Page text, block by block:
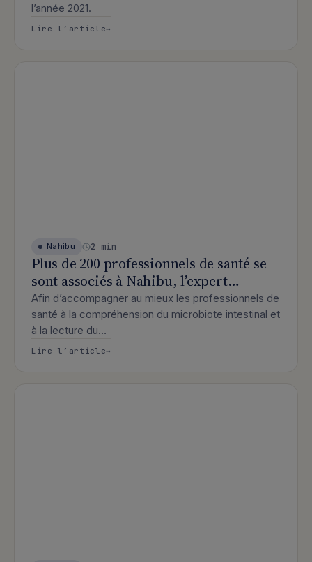
l’année 2021.
Lire l’article: Que s’est-il passé en 2021 pour
Nahibu 2 min
Plus de 200 professionnels de santé se
sont associés à Nahibu, l’expert
européen de l’analyse du microbiote
intestinal.
Afin d’accompagner au mieux les professionnels de
santé à la compréhension du microbiote intestinal et
à la lecture du…
Lire l’article: Plus de 200 professionnels de